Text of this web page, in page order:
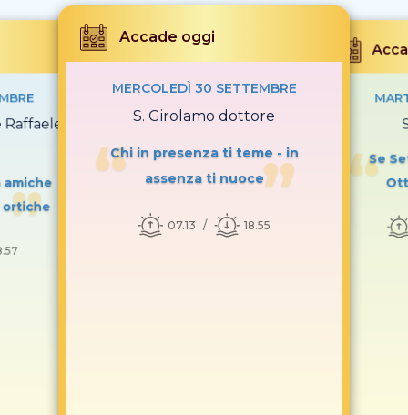
Raffaele
amiche
ortiche
Accade oggi
MERCOLEDÌ 30 SETTEMBRE
S. Girolamo dottore
Chi in presenza ti teme - in
assenza ti nuoce
07.13 18.55
Se